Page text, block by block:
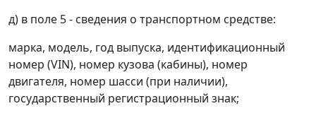
д) в поле 5 - сведения о транспортном средстве:
марка, модель, год выпуска, идентификационный
номер (VIN), номер кузова (кабины), номер
двигателя, номер шасси (при наличии),
государственный регистрационный знак;